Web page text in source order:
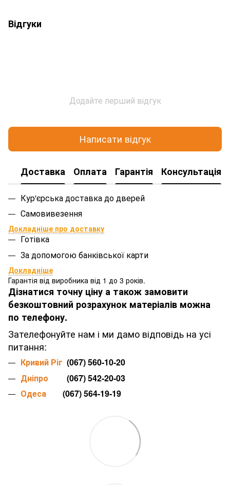
Відгуки
Додайте перший відгук
Написати відгук
Доставка Оплата Гарантія Консультація
Кур'єрська доставка до дверей
Самовивезення
Докладніше про доставку
Готівка
За допомогою банківської карти
Докладніше
Гарантія від виробника від 1 до 3 років.
Дізнатися точну ціну а також замовити
безкоштовний розрахунок матеріалів можна
по телефону.
Зателефонуйте нам і ми дамо відповідь на усі
питання:
Кривий Ріг (067) 560-10-20
Дніпро (067) 542-20-03
Одеса (067) 564-19-19